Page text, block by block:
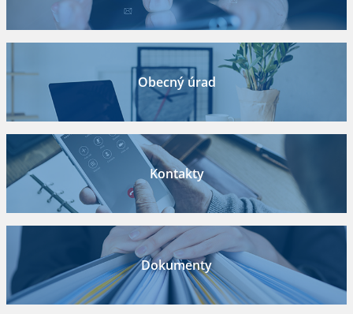
Obecný úrad
Kontakty
Dokumenty